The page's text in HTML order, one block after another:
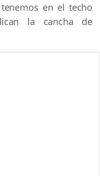
en el techo
la cancha de